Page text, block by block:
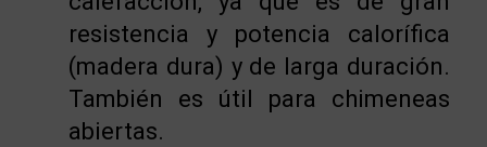
resistencia y potencia calorífica
(madera dura) y de larga duración.
También es útil para chimeneas
abiertas.